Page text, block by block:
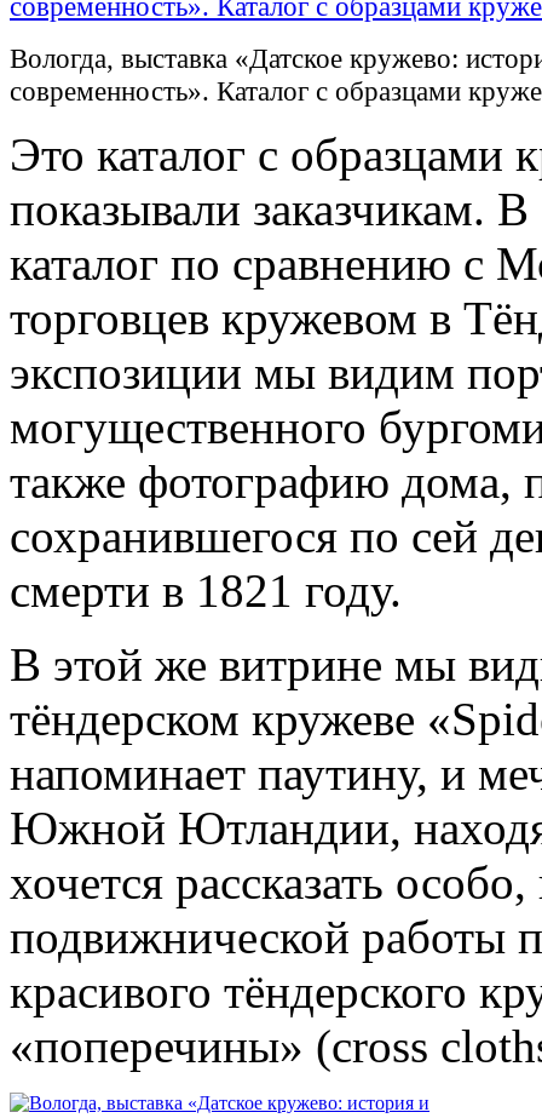
Вологда, выставка «Датское кружево:
современность». Каталог с образцами
Это каталог с образцами
показывали заказчикам.
каталог по сравнению с
торговцев кружевом в
экспозиции мы видим
могущественного
также фотографию дома,
сохранившегося по сей
смерти в 1821 году.
В этой же витрине мы
тёндерском кружеве
напоминает паутину, и
Южной Ютландии,
хочется рассказать
подвижнической работы
красивого тёндерского
«поперечины» (cross